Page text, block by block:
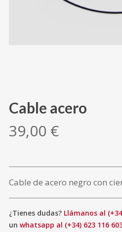
Cable acero
39,00 €
Cable de acero negro con
¿Tienes dudas? Llámanos al
un whatsapp al (+34) 623 116